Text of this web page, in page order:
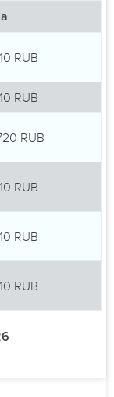
RUB
RUB
RUB
RUB
RUB
RUB